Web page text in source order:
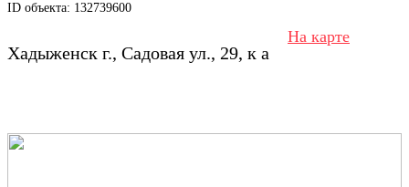
ID объекта: 132739600
Хадыженск г., Садовая ул., 29, к а
На карте